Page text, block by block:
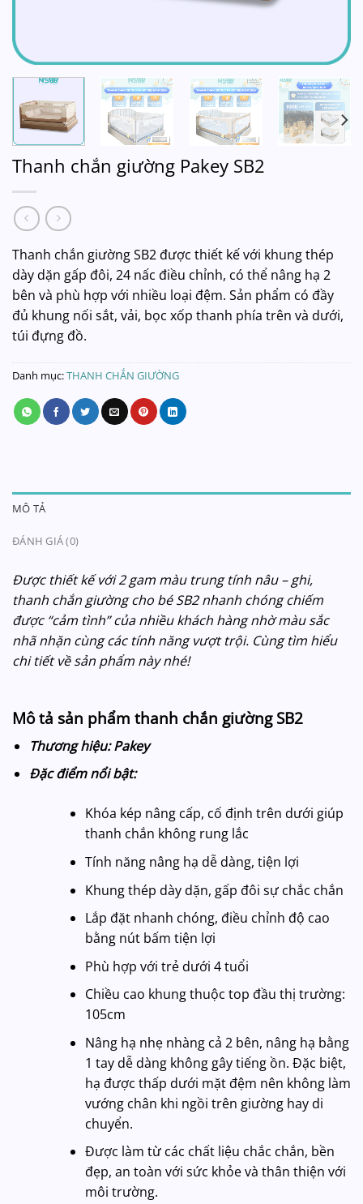
Thanh chắn giường Pakey SB2
Thanh chắn giường SB2 được thiết kế với khung thép
dày dặn gấp đôi, 24 nấc điều chỉnh, có thể nâng hạ 2
bên và phù hợp với nhiều loại đệm. Sản phẩm có đầy
đủ khung nối sắt, vải, bọc xốp thanh phía trên và dưới,
túi đựng đồ.
Danh mục:THANH CHẮN GIƯỜNG
MÔ TẢ
ĐÁNH GIÁ (0)
Được thiết kế với 2 gam màu trung tính nâu – ghi,
thanh chắn giường cho bé SB2 nhanh chóng chiếm
được “cảm tình” của nhiều khách hàng nhờ màu sắc
nhã nhặn cùng các tính năng vượt trội. Cùng tìm hiểu
chi tiết về sản phẩm này nhé!
Mô tả sản phẩm thanh chắn giường SB2
Thương hiệu: Pakey
Đặc điểm nổi bật:
Khóa kép nâng cấp, cố định trên dưới giúp
thanh chắn không rung lắc
Tính năng nâng hạ dễ dàng, tiện lợi
Khung thép dày dặn, gấp đôi sự chắc chắn
Lắp đặt nhanh chóng, điều chỉnh độ cao
bằng nút bấm tiện lợi
Phù hợp với trẻ dưới 4 tuổi
Chiều cao khung thuộc top đầu thị trường:
105cm
Nâng hạ nhẹ nhàng cả 2 bên, nâng hạ bằng
1 tay dễ dàng không gây tiếng ồn. Đặc biệt,
hạ được thấp dưới mặt đệm nên không làm
vướng chân khi ngồi trên giường hay di
chuyển.
Được làm từ các chất liệu chắc chắn, bền
đẹp, an toàn với sức khỏe và thân thiện với
môi trường.